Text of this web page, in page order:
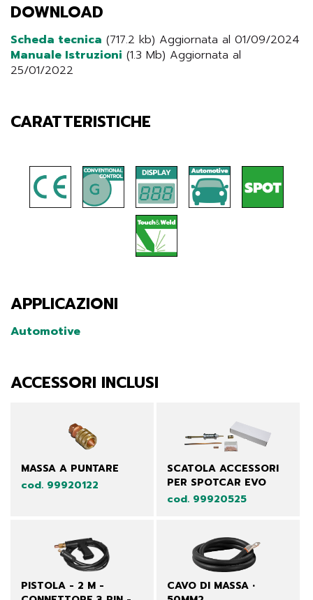
DOWNLOAD
Scheda tecnica (717.2 kb) Aggiornata al 01/09/2024
Manuale Istruzioni (1.3 Mb) Aggiornata al
25/01/2022
CARATTERISTICHE
APPLICAZIONI
Automotive
ACCESSORI INCLUSI
MASSA A PUNTARE
cod. 99920122
SCATOLA ACCESSORI
PER SPOTCAR EVO
cod. 99920525
PISTOLA - 2 M -
CAVO DI MASSA •